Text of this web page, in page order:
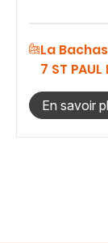
La
7 ST PAUL
En savoir